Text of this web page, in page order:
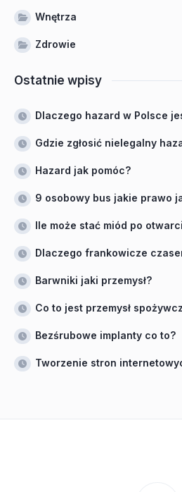
Wnętrza
Zdrowie
Ostatnie wpisy
Dlaczego hazard w Polsce
Gdzie zgłosić nielegalny
Hazard jak pomóc?
9 osobowy bus jakie prawo
Ile może stać miód po
Dlaczego frankowicze
Barwniki jaki przemysł?
Co to jest przemysł
Bezśrubowe implanty co to?
Tworzenie stron